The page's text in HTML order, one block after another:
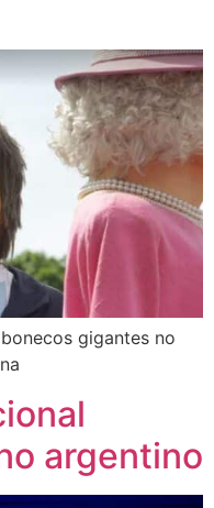
gigantes no
argentino